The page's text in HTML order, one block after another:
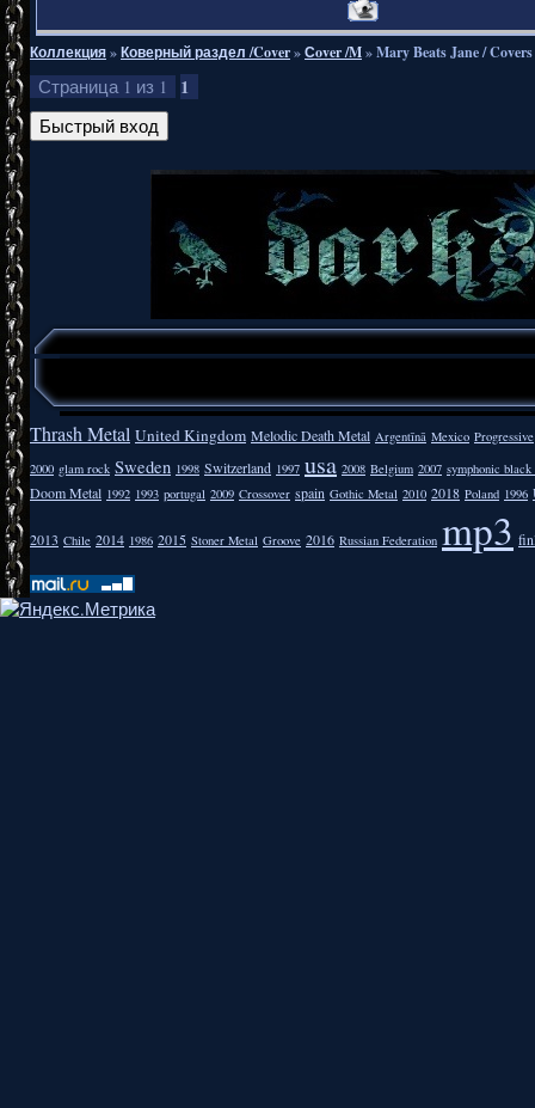
Коллекция»Коверный раздел /Cover»Сover /M»Mary Beats Jane / Covers
Страница 1 из 1 1
Thrash Metal United Kingdom Melodic Death Metal Argentīnā Mexico Progressive
2000 glam rock Sweden 1998 Switzerland 1997 usa 2008 Belgium 2007 symphonic
Doom Metal 1992 1993 portugal 2009 Crossover spain Gothic Metal 2010 2018 Poland 1996
2013 Chile 2014 1986 2015 Stoner Metal Groove 2016 Russian Federation mp3